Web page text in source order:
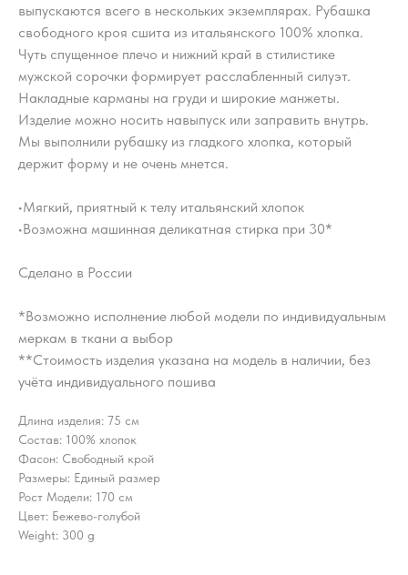
выпускаются всего в нескольких экземплярах. Рубашка
свободного кроя сшита из итальянского 100% хлопка.
Чуть спущенное плечо и нижний край в стилистике
мужской сорочки формирует расслабленный силуэт.
Накладные карманы на груди и широкие манжеты.
Изделие можно носить навыпуск или заправить внутрь.
Мы выполнили рубашку из гладкого хлопка, который
держит форму и не очень мнется.
•Мягкий, приятный к телу итальянский хлопок
•Возможна машинная деликатная стирка при 30*
Сделано в России
*Возможно исполнение любой модели по индивидуальным
меркам в ткани а выбор
**Стоимость изделия указана на модель в наличии, без
учёта индивидуального пошива
Длина изделия: 75 см
Состав: 100% хлопок
Фасон: Свободный крой
Размеры: Единый размер
Рост Модели: 170 см
Цвет: Бежево-голубой
Weight: 300 g